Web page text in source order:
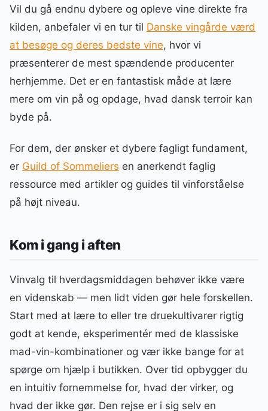
Vil du gå endnu dybere og opleve vine direkte fra
kilden, anbefaler vi en tur til Danske vingårde værd
at besøge og deres bedste vine, hvor vi
præsenterer de mest spændende producenter
herhjemme. Det er en fantastisk måde at lære
mere om vin på og opdage, hvad dansk terroir kan
byde på.
For dem, der ønsker et dybere fagligt fundament,
er Guild of Sommeliers en anerkendt faglig
ressource med artikler og guides til vinforståelse
på højt niveau.
Kom i gang i aften
Vinvalg til hverdagsmiddagen behøver ikke være
en videnskab — men lidt viden gør hele forskellen.
Start med at lære to eller tre druekultivarer rigtig
godt at kende, eksperimentér med de klassiske
mad-vin-kombinationer og vær ikke bange for at
spørge om hjælp i butikken. Over tid opbygger du
en intuitiv fornemmelse for, hvad der virker, og
hvad der ikke gør. Den rejse er i sig selv en